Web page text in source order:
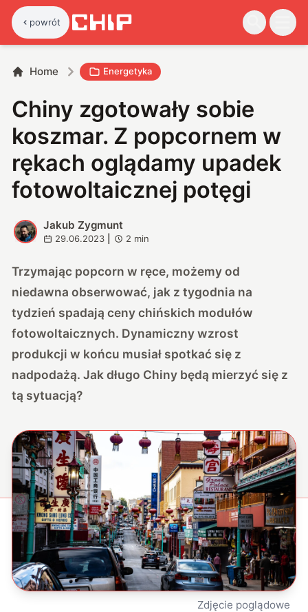
powrót
Home Energetyka
Chiny zgotowały sobie
koszmar. Z popcornem w
rękach oglądamy upadek
fotowoltaicznej potęgi
J
Jakub Zygmunt
29.06.2023 2 min
Trzymając popcorn w ręce, możemy od
niedawna obserwować, jak z tygodnia na
tydzień spadają ceny chińskich modułów
fotowoltaicznych. Dynamiczny wzrost
produkcji w końcu musiał spotkać się z
nadpodażą. Jak długo Chiny będą mierzyć się z
tą sytuacją?
Zdjęcie poglądowe